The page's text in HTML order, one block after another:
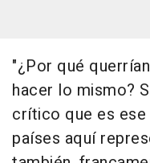
"¿Por qué
hacer lo mismo?
crítico que es
países aquí